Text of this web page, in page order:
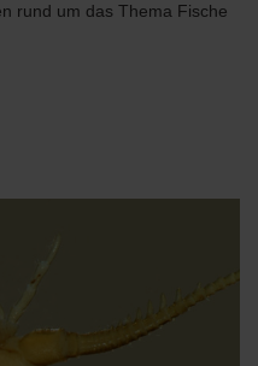
rund um das Thema Fische